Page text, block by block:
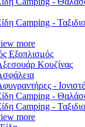
Camping -
more
Εξοπλισμός
Κουζίνας
-
Camping -
Camping -
more